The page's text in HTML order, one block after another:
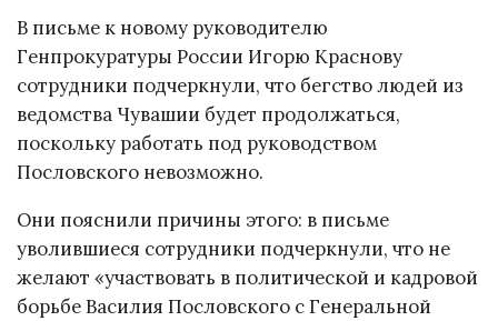
В письме к новому руководителю
Генпрокуратуры России Игорю Краснову
сотрудники подчеркнули, что бегство людей из
ведомства Чувашии будет продолжаться,
поскольку работать под руководством
Пословского невозможно.
Они пояснили причины этого: в письме
уволившиеся сотрудники подчеркнули, что не
желают «участвовать в политической и кадровой
борьбе Василия Пословского с Генеральной